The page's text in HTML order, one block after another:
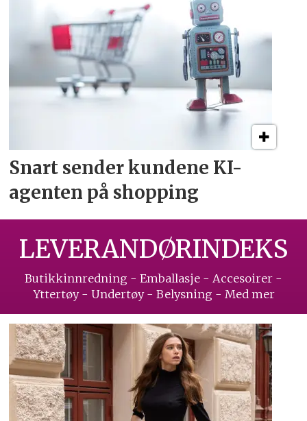
Snart sender kundene KI-
agenten på shopping
LEVERANDØRINDEKS
Butikkinnredning - Emballasje - Accesoirer -
Yttertøy - Undertøy - Belysning - Med mer